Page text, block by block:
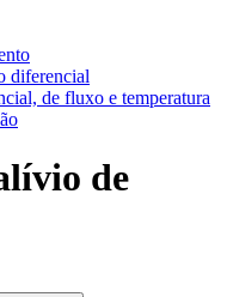
diferencial
de fluxo e temperatura
de